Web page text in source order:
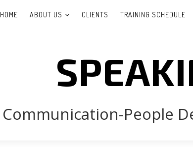
HOME ABOUT US CLIENTS TRAINING SCHEDULE
Communication-People